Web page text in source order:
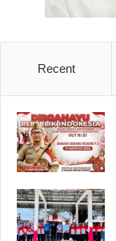
Recent